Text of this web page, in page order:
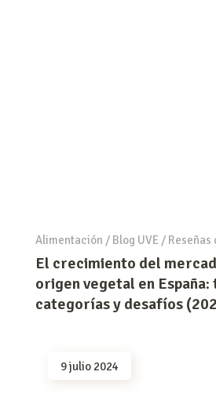
Alimentación / Blog UVE/ Reseñas
El crecimiento del
origen vegetal en España:
categorías y desafíos
9 julio 2024